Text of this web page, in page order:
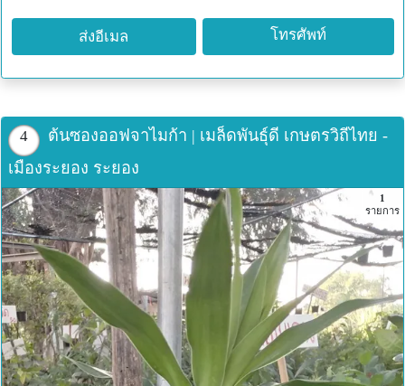
ส่งอีเมล โทรศัพท์
4
ต้นซองออฟจาไมก้า | เมล็ดพันธุ์ดี เกษตรวิถีไทย -
เมืองระยอง ระยอง
1
รายการ